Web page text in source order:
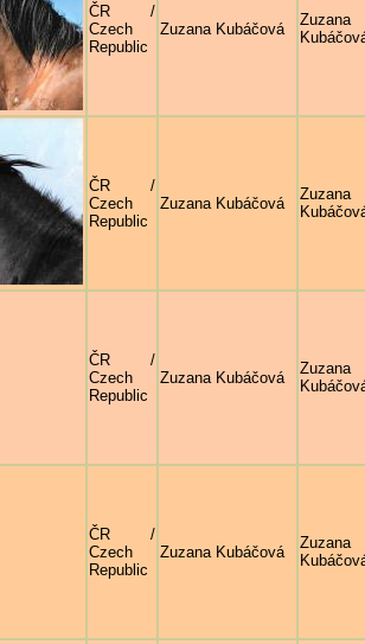
ČR /
Czech
Republic
Zuzana Kubáčová
Zuzana
ČR /
Czech
Republic
Zuzana Kubáčová
Zuzana
ČR /
Czech
Republic
Zuzana Kubáčová
Zuzana
ČR /
Czech
Republic
Zuzana Kubáčová
Zuzana